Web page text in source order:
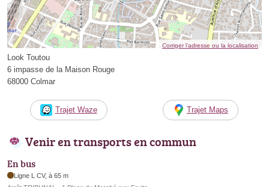
Corriger l’adresse ou la localisation
Look Toutou
6 impasse de la Maison Rouge
68000 Colmar
Trajet Waze Trajet Maps
Venir en transports en commun
En bus
Ligne L CV, à 65 m